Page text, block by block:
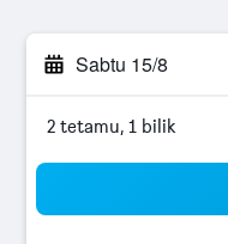
Sabtu 15/8
2 tetamu, 1 bilik